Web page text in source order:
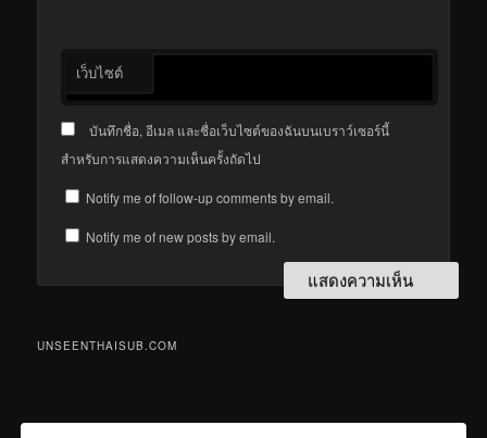
เว็บไซต์
บันทึกชื่อ, อีเมล และชื่อเว็บไซต์ของฉันบนเบราว์เซอร์นี้
สำหรับการแสดงความเห็นครั้งถัดไป
Notify me of follow-up comments by email.
Notify me of new posts by email.
UNSEENTHAISUB.COM